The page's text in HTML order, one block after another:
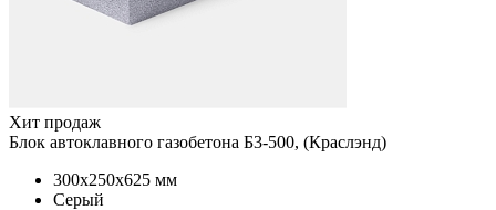
Хит продаж
Блок автоклавного газобетона Б3-500, (Краслэнд)
300x250x625 мм
Серый